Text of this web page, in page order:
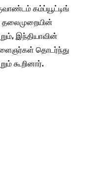
கம்ப்யூட்டிங்
இந்தியாவின்
தொடர்ந்து
கூறினார்.